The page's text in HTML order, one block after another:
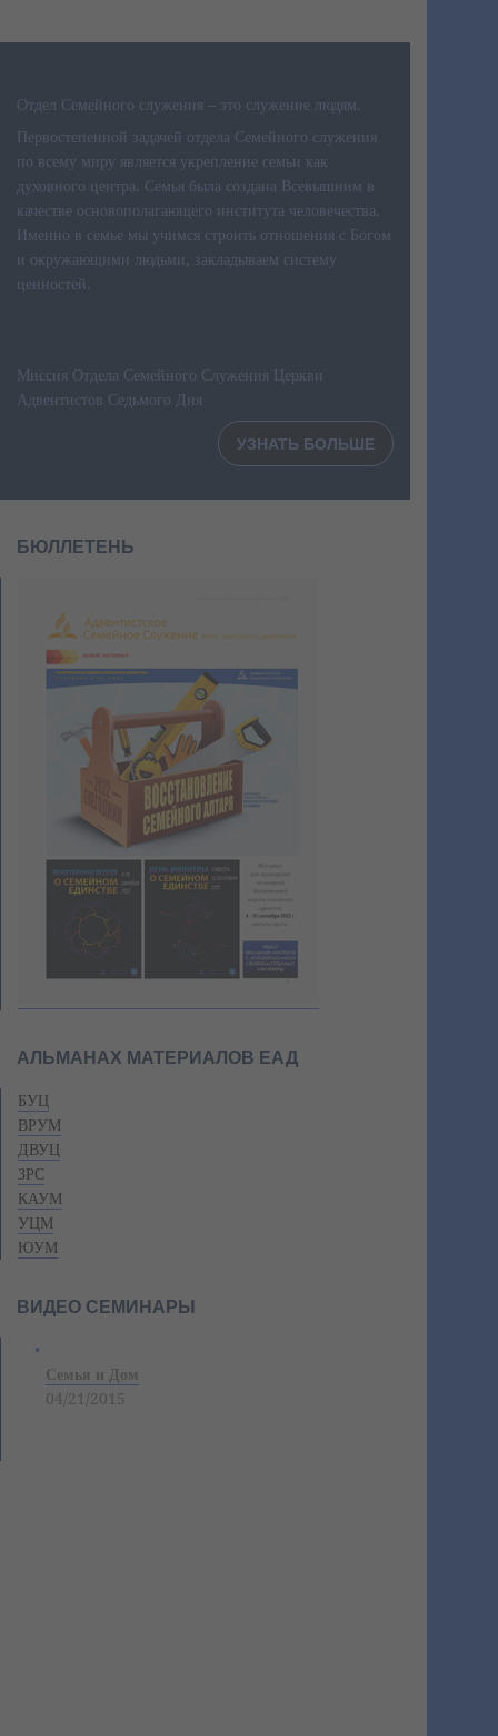
Отдел Семейного служения – это служение людям.
Первостепенной задачей отдела Семейного служения
по всему миру является укрепление семьи как
духовного центра. Семья была создана Всевышним в
качестве основополагающего института человечества.
Именно в семье мы учимся строить отношения с Богом
и окружающими людьми, закладываем систему
ценностей.
Миссия Отдела Семейного Служения Церкви
Адвентистов Седьмого Дня
УЗНАТЬ БОЛЬШЕ
БЮЛЛЕТЕНЬ
АЛЬМАНАХ МАТЕРИАЛОВ ЕАД
БУЦ
ВРУМ
ДВУЦ
ЗРС
КАУМ
УЦМ
ЮУМ
ВИДЕО СЕМИНАРЫ
Семья и Дом
04/21/2015